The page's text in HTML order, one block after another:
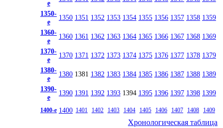
е
1350-
е
1350 1351 1352 1353 1354 1355 1356 1357 1358 1359
1360-
е
1360 1361 1362 1363 1364 1365 1366 1367 1368 1369
1370-
е
1370 1371 1372 1373 1374 1375 1376 1377 1378 1379
1380-
е
1380 1381 1382 1383 1384 1385 1386 1387 1388 1389
1390-
е
1390 1391 1392 1393 1394 1395 1396 1397 1398 1399
1400-е 1400 1401 1402 1403 1404 1405 1406 1407 1408 1409
Хронологическая таблица